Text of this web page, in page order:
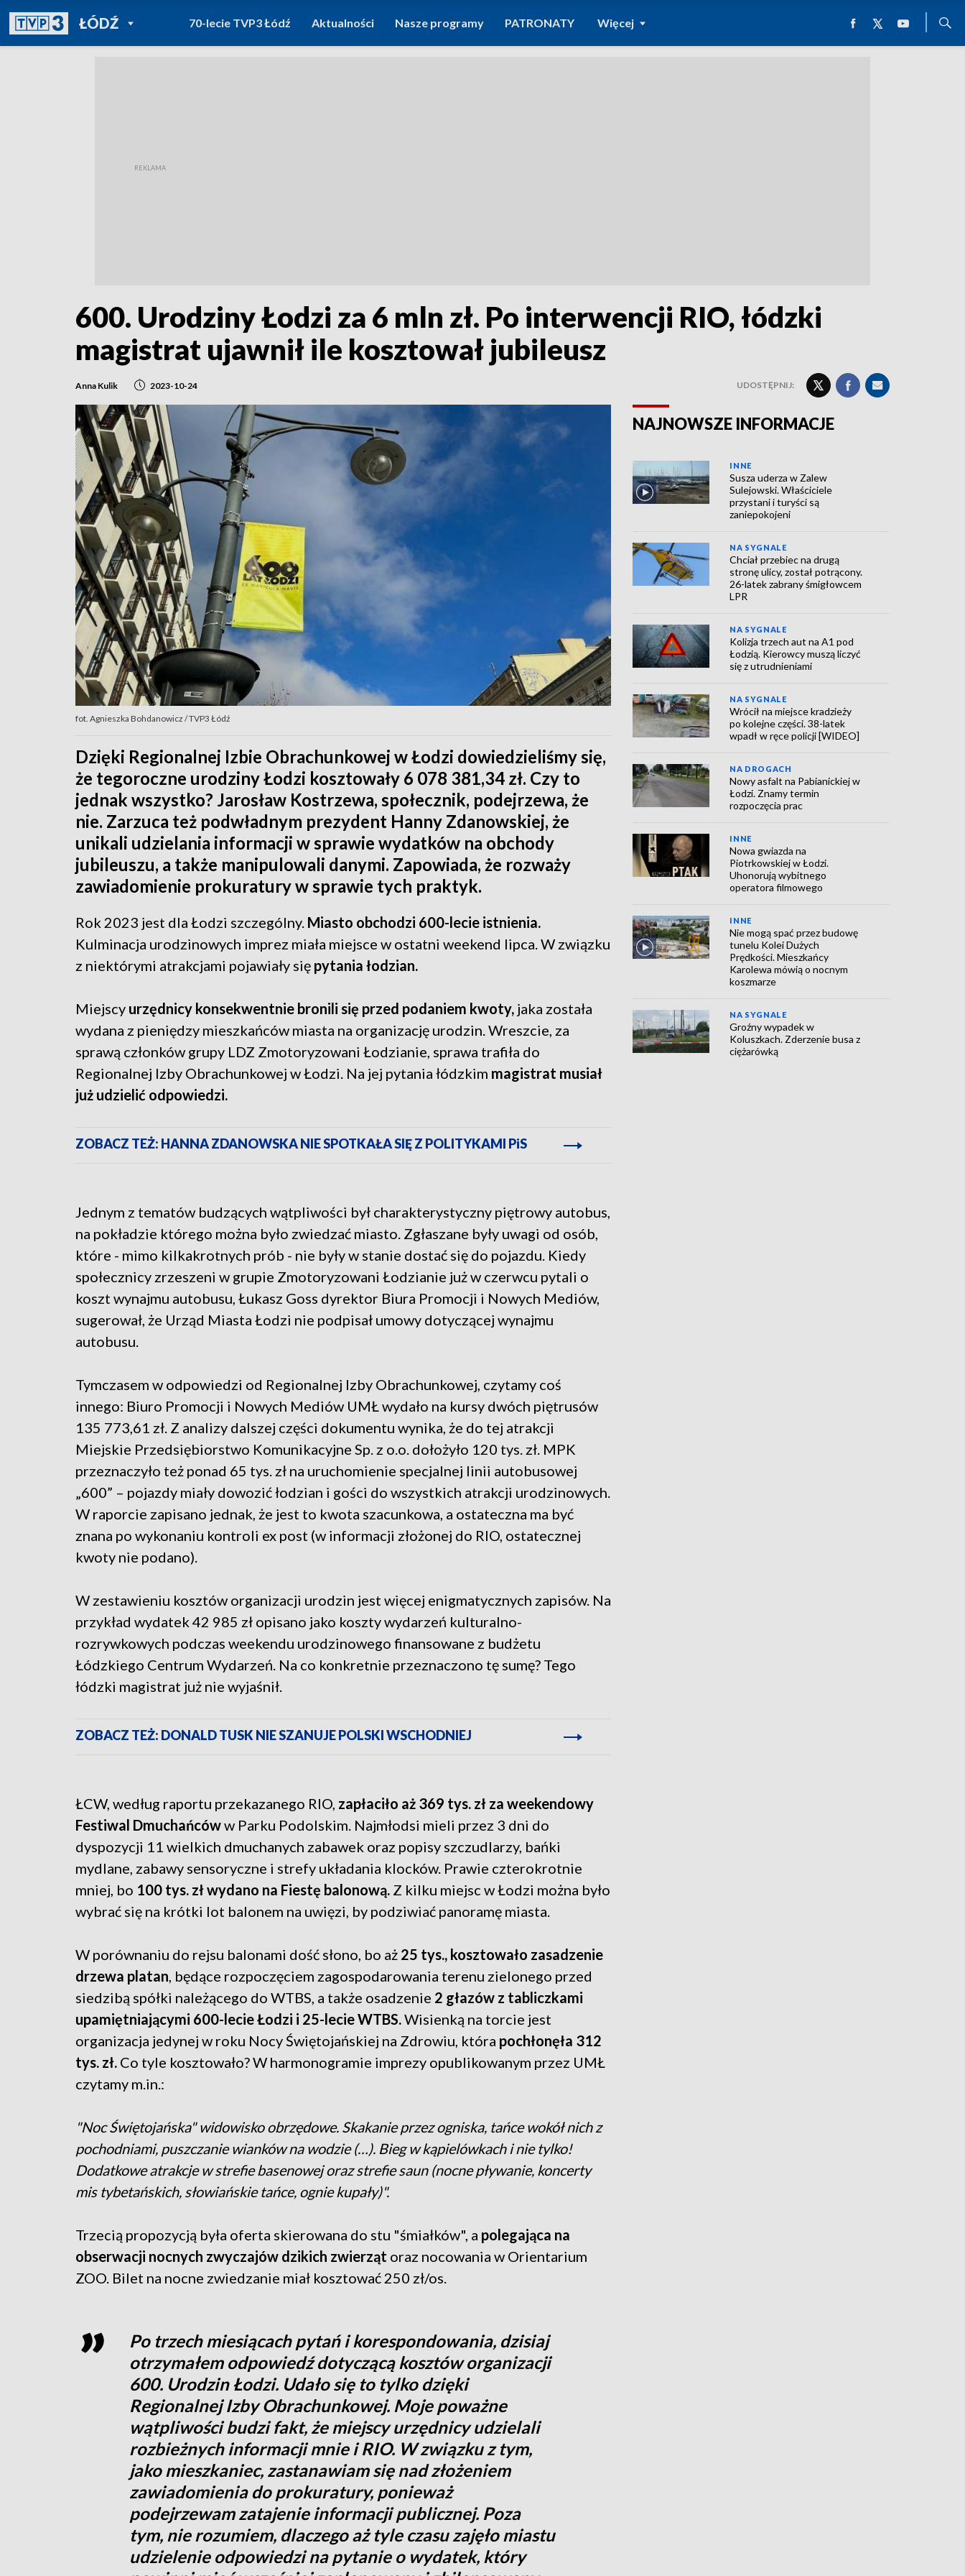
ŁÓDŹPOWRÓT DO
TVP REGIONY
70-lecie TVP3 Łódź Aktualności Nasze programy PATRONATY Więcej
600. Urodziny Łodzi za 6 mln zł. Po interwencji RIO, łódzki
magistrat ujawnił ile kosztował jubileusz
Anna Kulik 2023-10-24 UDOSTĘPNIJ:
fot. Agnieszka Bohdanowicz / TVP3 Łódź
Dzięki Regionalnej Izbie Obrachunkowej w Łodzi dowiedzieliśmy się,
że tegoroczne urodziny Łodzi kosztowały 6 078 381,34 zł. Czy to
jednak wszystko? Jarosław Kostrzewa, społecznik, podejrzewa, że
nie. Zarzuca też podwładnym prezydent Hanny Zdanowskiej, że
unikali udzielania informacji w sprawie wydatków na obchody
jubileuszu, a także manipulowali danymi. Zapowiada, że rozważy
zawiadomienie prokuratury w sprawie tych praktyk.
Rok 2023 jest dla Łodzi szczególny. Miasto obchodzi 600-lecie istnienia.
Kulminacja urodzinowych imprez miała miejsce w ostatni weekend lipca. W związku
z niektórymi atrakcjami pojawiały się pytania łodzian.
Miejscy urzędnicy konsekwentnie bronili się przed podaniem kwoty, jaka została
wydana z pieniędzy mieszkańców miasta na organizację urodzin. Wreszcie, za
sprawą członków grupy LDZ Zmotoryzowani Łodzianie, sprawa trafiła do
Regionalnej Izby Obrachunkowej w Łodzi. Na jej pytania łódzkim magistrat musiał
już udzielić odpowiedzi.
ZOBACZ TEŻ: HANNA ZDANOWSKA NIE SPOTKAŁA SIĘ Z POLITYKAMI PiS
Jednym z tematów budzących wątpliwości był charakterystyczny piętrowy autobus,
na pokładzie którego można było zwiedzać miasto. Zgłaszane były uwagi od osób,
które - mimo kilkakrotnych prób - nie były w stanie dostać się do pojazdu. Kiedy
społecznicy zrzeszeni w grupie Zmotoryzowani Łodzianie już w czerwcu pytali o
koszt wynajmu autobusu, Łukasz Goss dyrektor Biura Promocji i Nowych Mediów,
sugerował, że Urząd Miasta Łodzi nie podpisał umowy dotyczącej wynajmu
autobusu.
Tymczasem w odpowiedzi od Regionalnej Izby Obrachunkowej, czytamy coś
innego: Biuro Promocji i Nowych Mediów UMŁ wydało na kursy dwóch piętrusów
135 773,61 zł. Z analizy dalszej części dokumentu wynika, że do tej atrakcji
Miejskie Przedsiębiorstwo Komunikacyjne Sp. z o.o. dołożyło 120 tys. zł. MPK
przeznaczyło też ponad 65 tys. zł na uruchomienie specjalnej linii autobusowej
„600” – pojazdy miały dowozić łodzian i gości do wszystkich atrakcji urodzinowych.
W raporcie zapisano jednak, że jest to kwota szacunkowa, a ostateczna ma być
znana po wykonaniu kontroli ex post (w informacji złożonej do RIO, ostatecznej
kwoty nie podano).
W zestawieniu kosztów organizacji urodzin jest więcej enigmatycznych zapisów. Na
przykład wydatek 42 985 zł opisano jako koszty wydarzeń kulturalno-
rozrywkowych podczas weekendu urodzinowego finansowane z budżetu
Łódzkiego Centrum Wydarzeń. Na co konkretnie przeznaczono tę sumę? Tego
łódzki magistrat już nie wyjaśnił.
ZOBACZ TEŻ: DONALD TUSK NIE SZANUJE POLSKI WSCHODNIEJ
ŁCW, według raportu przekazanego RIO, zapłaciło aż 369 tys. zł za weekendowy
Festiwal Dmuchańcóww Parku Podolskim. Najmłodsi mieli przez 3 dni do
dyspozycji 11 wielkich dmuchanych zabawek oraz popisy szczudlarzy, bańki
mydlane, zabawy sensoryczne i strefy układania klocków. Prawie czterokrotnie
mniej, bo 100 tys. zł wydano na Fiestę balonową. Z kilku miejsc w Łodzi można było
wybrać się na krótki lot balonem na uwięzi, by podziwiać panoramę miasta.
W porównaniu do rejsu balonami dość słono, bo aż 25 tys., kosztowało zasadzenie
drzewa platan, będące rozpoczęciem zagospodarowania terenu zielonego przed
siedzibą spółki należącego do WTBS, a także osadzenie 2 głazów z tabliczkami
upamiętniającymi 600-lecie Łodzi i 25-lecie WTBS.Wisienką na torcie jest
organizacja jedynej w roku Nocy Świętojańskiej na Zdrowiu, która pochłonęła 312
tys. zł. Co tyle kosztowało? W harmonogramie imprezy opublikowanym przez UMŁ
czytamy m.in.:
"Noc Świętojańska" widowisko obrzędowe. Skakanie przez ogniska, tańce wokół nich z
pochodniami, puszczanie wianków na wodzie (…). Bieg w kąpielówkach i nie tylko!
Dodatkowe atrakcje w strefie basenowej oraz strefie saun (nocne pływanie, koncerty
mis tybetańskich, słowiańskie tańce, ognie kupały)".
Trzecią propozycją była oferta skierowana do stu "śmiałków", a polegająca na
obserwacji nocnych zwyczajów dzikich zwierząt oraz nocowania w Orientarium
ZOO. Bilet na nocne zwiedzanie miał kosztować 250 zł/os.
Po trzech miesiącach pytań i korespondowania, dzisiaj
otrzymałem odpowiedź dotyczącą kosztów organizacji
600. Urodzin Łodzi. Udało się to tylko dzięki
Regionalnej Izby Obrachunkowej. Moje poważne
wątpliwości budzi fakt, że miejscy urzędnicy udzielali
rozbieżnych informacji mnie i RIO. W związku z tym,
jako mieszkaniec, zastanawiam się nad złożeniem
zawiadomienia do prokuratury, ponieważ
podejrzewam zatajenie informacji publicznej. Poza
tym, nie rozumiem, dlaczego aż tyle czasu zajęło miastu
udzielenie odpowiedzi na pytanie o wydatek, który
NAJNOWSZE INFORMACJE
INNE
Susza uderza w Zalew
Sulejowski. Właściciele
przystani i turyści są
zaniepokojeni
NA SYGNALE
Chciał przebiec na drugą
stronę ulicy, został potrącony.
26-latek zabrany śmigłowcem
LPR
NA SYGNALE
Kolizja trzech aut na A1 pod
Łodzią. Kierowcy muszą liczyć
się z utrudnieniami
NA SYGNALE
Wrócił na miejsce kradzieży
po kolejne części. 38-latek
wpadł w ręce policji [WIDEO]
NA DROGACH
Nowy asfalt na Pabianickiej w
Łodzi. Znamy termin
rozpoczęcia prac
INNE
Nowa gwiazda na
Piotrkowskiej w Łodzi.
Uhonorują wybitnego
operatora filmowego
INNE
Nie mogą spać przez budowę
tunelu Kolei Dużych
Prędkości. Mieszkańcy
Karolewa mówią o nocnym
koszmarze
NA SYGNALE
Groźny wypadek w
Koluszkach. Zderzenie busa z
ciężarówką